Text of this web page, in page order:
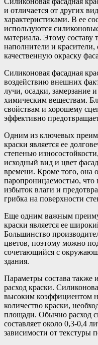
и отличается от других
характеристиками. В ее
используются
материала. Этому составу
наполнители и
качественную окраску
Силиконовая фасадная
воздействию внешних
лучи, осадки, замерзание
химическим веществам.
свойствам и хорошему
эффективно
Одним из ключевых
краски является ее
степенью
исходный вид и цвет
времени. Кроме того, она
паропроницаемостью, что
избыток влаги и
грибка на поверхности
Еще одним важным
краски является ее
Большинство
цветов, поэтому можно
сочетающийся с
здания.
Параметры состава также
расход краски.
высоким коэффициентом
количество краски,
площади. Обычно расход
составляет около 0,3-0,4
зависимости от текстуры